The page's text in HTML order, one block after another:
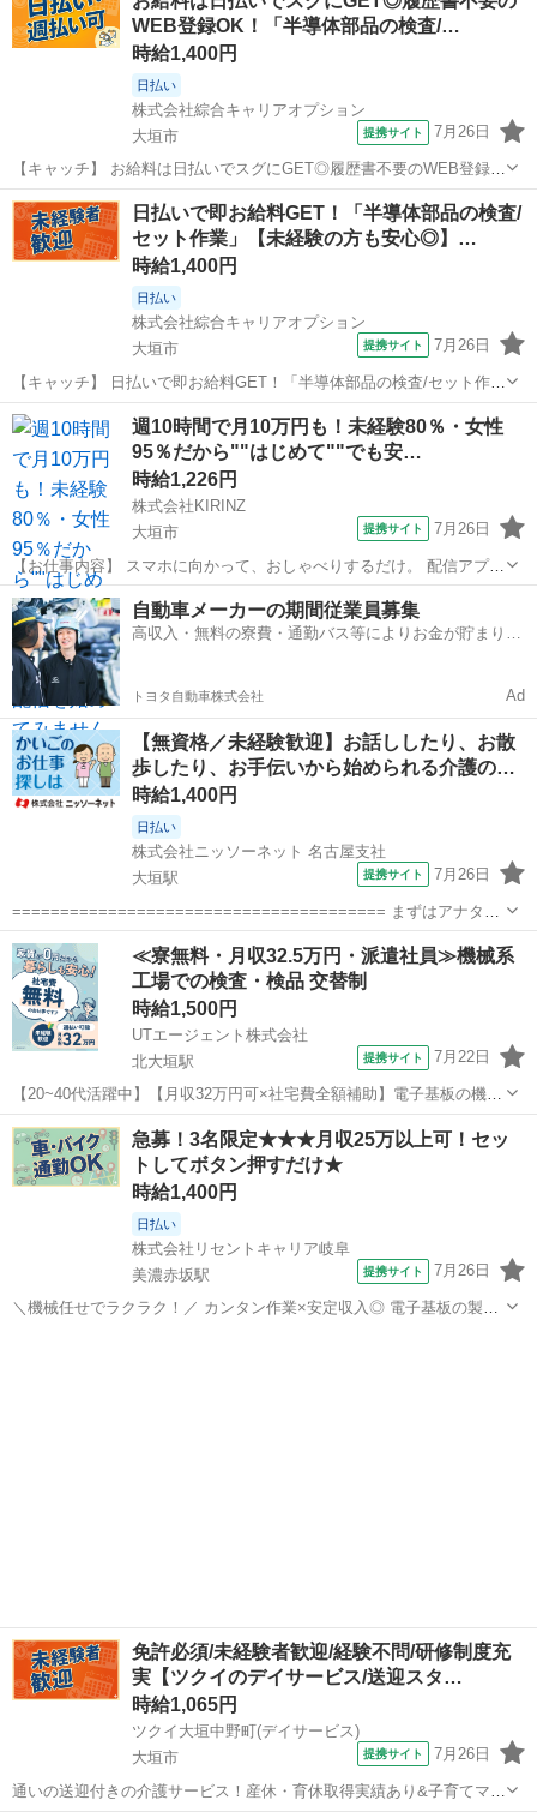
指導で安心のスタ...WEB登録OK！「半導体部品の検査/…
時給1,400円
日払い
株式会社綜合キャリアオプション
大垣市
提携サイト 7月26日
【キャッチ】 お給料は日払いでスグにGET◎履歴書不要のWEB登録
OK！「半導体部品の検査/セット作業」高時給1400円！室周辺！20代
～40代のスタッフが多数活躍中★ 【コメント】 弊社なら事前の職場見
学が多数！お仕事安...
岐阜 大垣市 工場
日払いで即お給料GET！「半導体部品の検査/
セット作業」【未経験の方も安心◎】…
時給1,400円
日払い
株式会社綜合キャリアオプション
大垣市
提携サイト 7月26日
【キャッチ】 日払いで即お給料GET！「半導体部品の検査/セット作
業」【未経験の方も安心◎】残業月20H以上！高収入ゲットの大チャ
ンス☆高時給1400円！ 【コメント】 弊社なら事前の職場見学が多
数！お仕事安心スタート★★...
岐阜 大垣市 工場
週10時間で月10万円も！未経験80％・女性
95％だから""はじめて""でも安…
時給1,226円
株式会社KIRINZ
大垣市
提携サイト 7月26日
【お仕事内容】 スマホに向かって、おしゃべりするだけ。 配信アプリ
（17LIVE／Pococha／IRIAM など）でライブ配信するお仕事です。
——————————— 配信内容はぜんぶ自由
——————————— ・今日...
岐阜 大垣市 イベントスタッフ
自動車メーカーの期間従業員募集
高収入・無料の寮費・通勤バス等によりお金が貯まりや
トヨタ自動車株式会社 Ad
【無資格／未経験歓迎】お話ししたり、お散
歩したり、お手伝いから始められる介護の…
時給1,400円
日払い
株式会社ニッソーネット 名古屋支社
大垣駅
提携サイト 7月26日
======================================= まずはアナタの
ご希望を教えてください♪
======================================= 弊社の求人は
【無資格...
岐阜 大垣市 大垣駅 その他
≪寮無料・月収32.5万円・派遣社員≫機械系
工場での検査・検品 交替制
時給1,500円
UTエージェント株式会社
北大垣駅
提携サイト 7月22日
【20~40代活躍中】【月収32万円可×社宅費全額補助】電子基板の機械
オペレーターや検査のお仕事！未経験歓迎◎《JUVO1C》 詳細情報 ＼
電子基板の機械オペレーターなど！／ ☆未経験OK！ 丁寧な研修と
指導で安心のス...
岐阜 大垣市 北大垣駅 その他
急募！3名限定★★★月収25万以上可！セッ
トしてボタン押すだけ★
時給1,400円
日払い
株式会社リセントキャリア岐阜
美濃赤坂駅
提携サイト 7月26日
＼機械任せでラクラク！／ カンタン作業×安定収入◎ 電子基板の製造
免許必須/未経験者歓迎/経験不問/研修制度充
実【ツクイのデイサービス/送迎スタ…
時給1,065円
ツクイ大垣中野町(デイサービス)
大垣市
提携サイト 7月26日
通いの送迎付きの介護サービス！産休・育休取得実績あり&子育てママ